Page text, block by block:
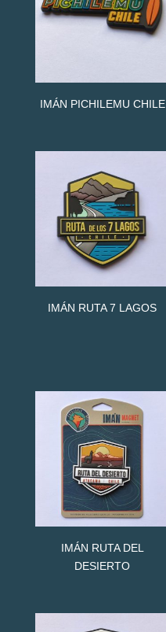
IMÁN PICHILEMU CHILE
IMÁN RUTA 7 LAGOS
IMÁN RUTA DEL
DESIERTO